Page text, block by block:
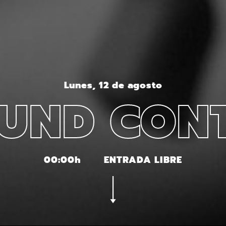
Lunes, 12 de agosto
00:00h ENTRADA LIBRE